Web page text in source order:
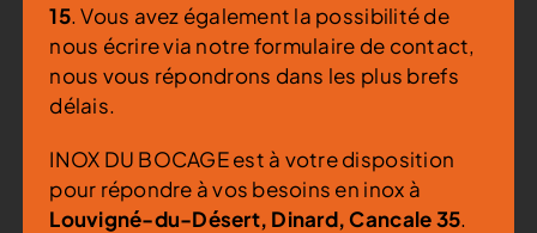
15. Vous avez également la possibilité de
nous écrire via notre formulaire de contact,
nous vous répondrons dans les plus brefs
délais.
INOX DU BOCAGE est à votre disposition
pour répondre à vos besoins en inox à
Louvigné-du-Désert, Dinard, Cancale 35.